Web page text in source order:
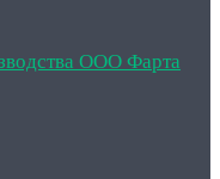
ООО Фарта